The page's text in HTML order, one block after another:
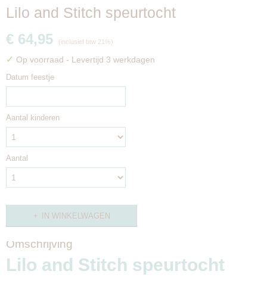
Lilo and Stitch speurtocht
€ 64,95 (inclusief btw 21%)
✓ Op voorraad - Levertijd 3 werkdagen
Datum feestje
Aantal kinderen
Aantal
IN WINKELWAGEN
Omschrijving
Lilo and Stitch speurtocht